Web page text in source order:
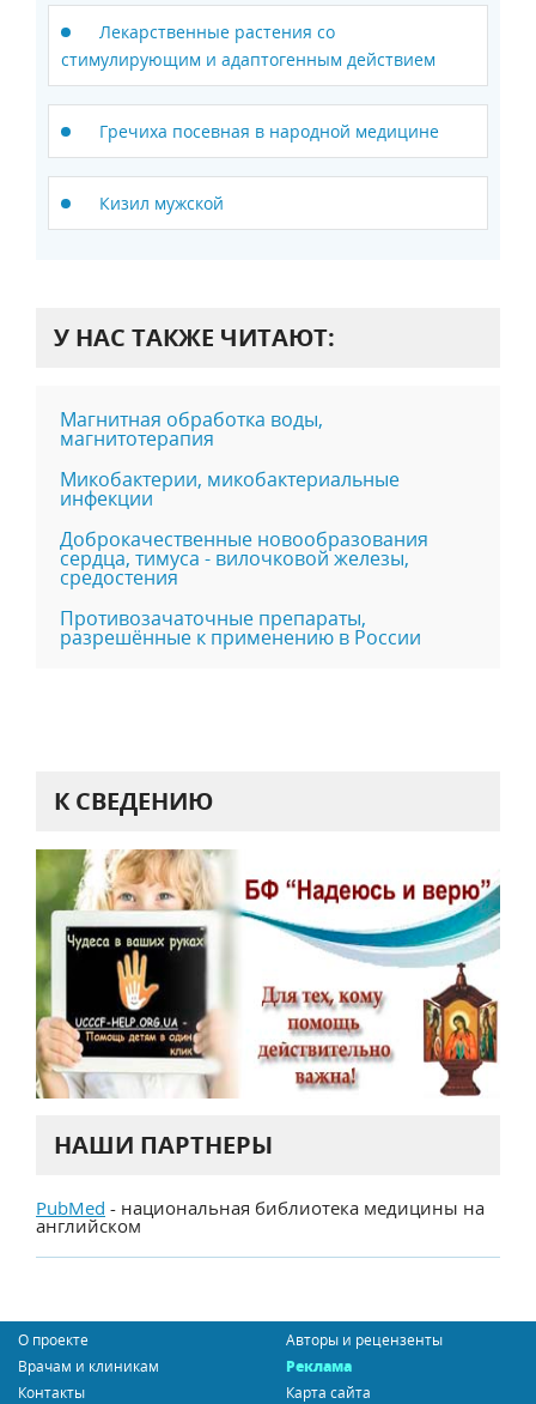
Лекарственные растения со
стимулирующим и адаптогенным действием
Гречиха посевная в народной медицине
Кизил мужской
У НАС ТАКЖЕ ЧИТАЮТ:
Магнитная обработка воды,
магнитотерапия
Микобактерии, микобактериальные
инфекции
Доброкачественные новообразования
сердца, тимуса - вилочковой железы,
средостения
Противозачаточные препараты,
разрешённые к применению в России
К СВЕДЕНИЮ
НАШИ ПАРТНЕРЫ
PubMed - национальная библиотека медицины на
английском
О проекте
Авторы и рецензенты
Врачам и клиникам
Реклама
Контакты
Карта сайта